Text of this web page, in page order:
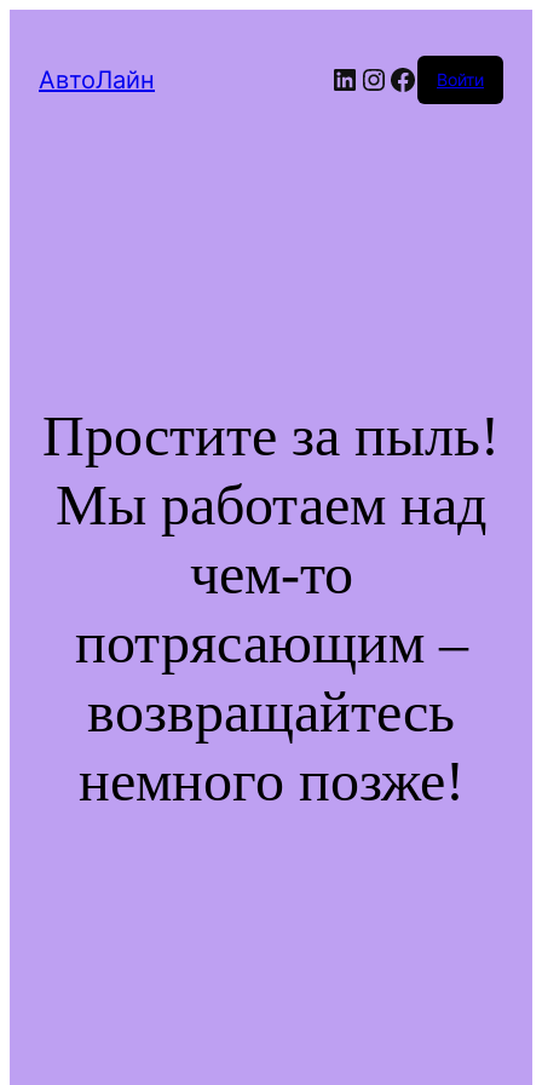
АвтоЛайн LinkedIn
Instagram
Facebook
Войти
Простите за пыль!
Мы работаем над
чем-то
потрясающим –
возвращайтесь
немного позже!